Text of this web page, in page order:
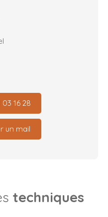
03 16 28
un mail
techniques